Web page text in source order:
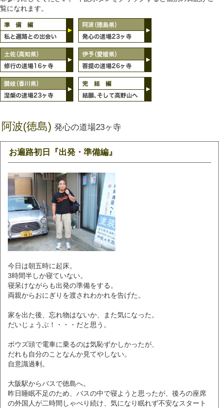
覧になれます。
阿波(徳島) 発心の道場23ヶ寺
お遍路初日『出発・準備編』
今日は朝五時に起床。
3時間半しか寝ていない。
寝呆けながらも出発の準備をする。
両親からおにぎりを渡されわかれを告げた。
家を出た後、忘れ物はないか、また気になった。
だいじょうぶ！・・・だと思う。
ボウズ頭で電車に乗るのは気恥ずかしかったが、
だれも自分のことなんか見てやしない。
自意識過剰。
大阪駅からバスで徳島へ。
昨日睡眠不足のため、バスの中で寝ようと思ったが、後ろの座席
の外国人が二時間しゃべり続け、気になり眠れず不安なスタート